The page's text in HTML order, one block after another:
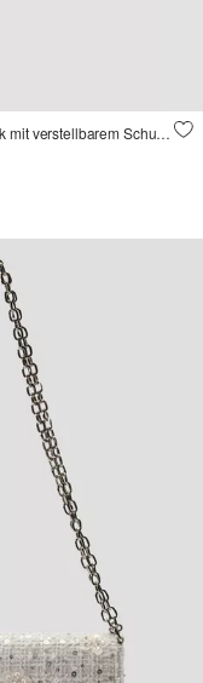
Shoulder-Bag aus Ajourstrick mit verstellbarem Schultergurt